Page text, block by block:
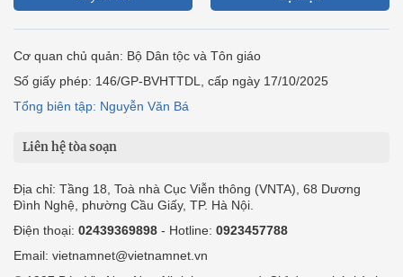
Cơ quan chủ quản: Bộ Dân tộc và Tôn giáo
Số giấy phép: 146/GP-BVHTTDL, cấp ngày 17/10/2025
Tổng biên tập: Nguyễn Văn Bá
Liên hệ tòa soạn
Địa chỉ: Tầng 18, Toà nhà Cục Viễn thông (VNTA), 68 Dương
Đình Nghệ, phường Cầu Giấy, TP. Hà Nội.
Điện thoại: 02439369898 - Hotline: 0923457788
Email: vietnamnet@vietnamnet.vn